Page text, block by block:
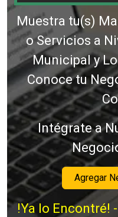
Muestra tu(s)
o Servicios a
Municipal y
Conoce tu
Intégrate a
Agregar
!Ya lo Encontré!